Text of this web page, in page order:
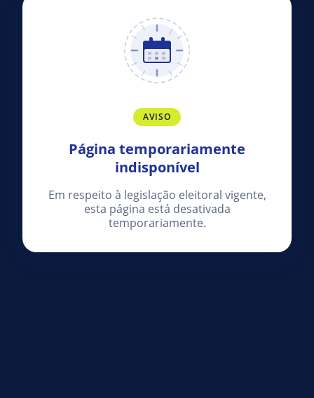
AVISO
Página temporariamente
indisponível
Em respeito à legislação eleitoral vigente,
esta página está desativada
temporariamente.